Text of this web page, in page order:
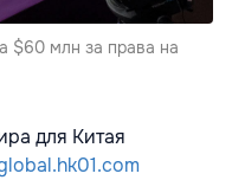
$60 млн за права на
для Китая